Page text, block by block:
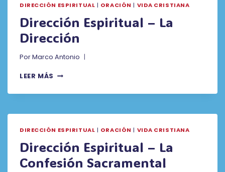
DIRECCIÓN ESPIRITUAL | ORACIÓN | VIDA CRISTIANA
Dirección Espiritual – La
Dirección
PorMarco Antonio
LEER MÁS DIRECCIÓN
–
DIRECCIÓN
DIRECCIÓN ESPIRITUAL | ORACIÓN | VIDA CRISTIANA
Dirección Espiritual – La
Confesión Sacramental